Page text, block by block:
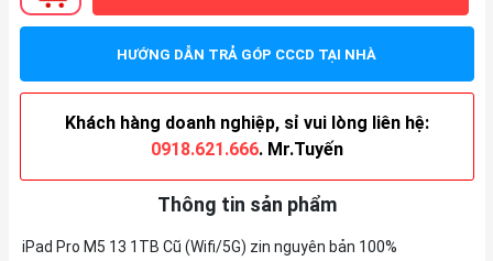
HƯỚNG DẪN TRẢ GÓP CCCD TẠI NHÀ
Khách hàng doanh nghiệp, sỉ vui lòng liên hệ:
0918.621.666. Mr.Tuyến
Thông tin sản phẩm
iPad Pro M5 13 1TB Cũ (Wifi/5G) zin nguyên bản 100%